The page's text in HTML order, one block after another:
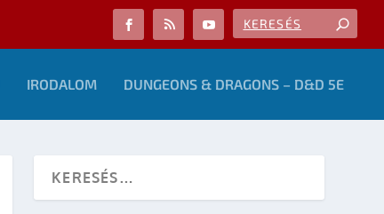
IRODALOM DUNGEONS & DRAGONS – D&D 5E